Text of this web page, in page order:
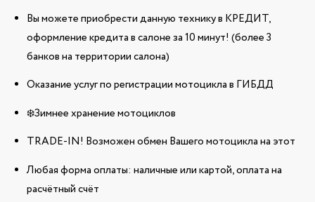
Вы можете приобрести данную технику в КРЕДИТ,
оформление кредита в салоне за 10 минут! (более 3
банков на территории салона)
Оказание услуг по регистрации мотоцикла в ГИБДД
❄️Зимнее хранение мотоциклов
TRADE-IN! Возможен обмен Вашего мотоцикла на этот
Любая форма оплаты: наличные или картой, оплата на
расчётный счёт